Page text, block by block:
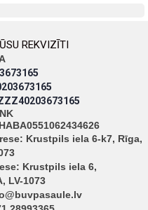
REKVIZĪTI
Krustpils iela 6-k7, Rīga,
Krustpils iela 6,
LV-1073